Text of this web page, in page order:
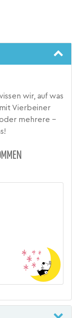
wir, auf was
Vierbeiner
mehrere –